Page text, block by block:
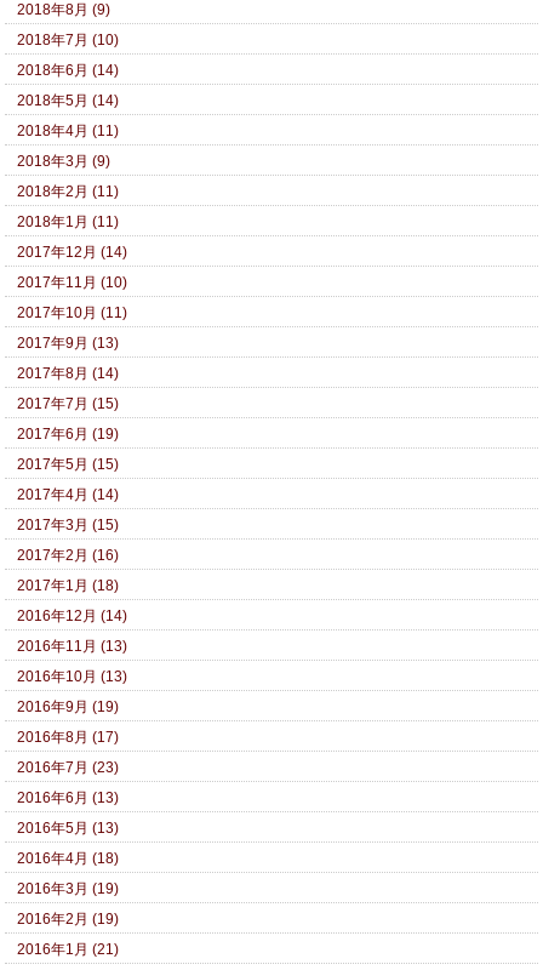
2018年8月 (9)
2018年7月 (10)
2018年6月 (14)
2018年5月 (14)
2018年4月 (11)
2018年3月 (9)
2018年2月 (11)
2018年1月 (11)
2017年12月 (14)
2017年11月 (10)
2017年10月 (11)
2017年9月 (13)
2017年8月 (14)
2017年7月 (15)
2017年6月 (19)
2017年5月 (15)
2017年4月 (14)
2017年3月 (15)
2017年2月 (16)
2017年1月 (18)
2016年12月 (14)
2016年11月 (13)
2016年10月 (13)
2016年9月 (19)
2016年8月 (17)
2016年7月 (23)
2016年6月 (13)
2016年5月 (13)
2016年4月 (18)
2016年3月 (19)
2016年2月 (19)
2016年1月 (21)